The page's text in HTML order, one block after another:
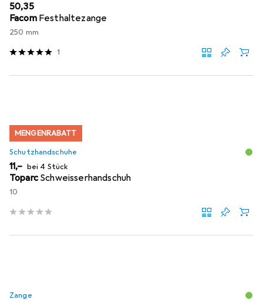
EUR
50,35
Facom Festhaltezange
250 mm
1
MENGENRABATT
Schutzhandschuhe
EUR
11,– bei 4 Stück
Toparc Schweisserhandschuh
10
Zange